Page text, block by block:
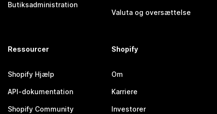
Butiksadministration
Valuta og oversættelse
Ressourcer
Shopify Hjælp
API-dokumentation
Shopify Community
Shopify
Om
Karriere
Investorer